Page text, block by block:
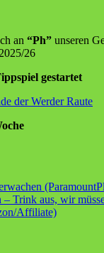
an “Ph” unseren
26
gestartet
der Werder Raute
Trink aus, wir
Affiliate)